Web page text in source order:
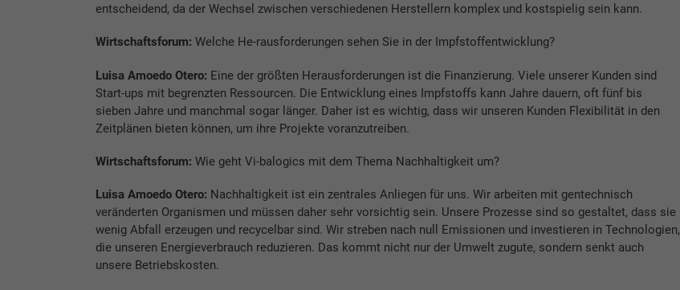
entscheidend, da der Wechsel zwischen verschiedenen Herstellern komplex und kostspielig sein kann.
Wirtschaftsforum: Welche He-rausforderungen sehen Sie in der Impfstoffentwicklung?
Luisa Amoedo Otero: Eine der größten Herausforderungen ist die Finanzierung. Viele unserer Kunden sind
Start-ups mit begrenzten Ressourcen. Die Entwicklung eines Impfstoffs kann Jahre dauern, oft fünf bis
sieben Jahre und manchmal sogar länger. Daher ist es wichtig, dass wir unseren Kunden Flexibilität in den
Zeitplänen bieten können, um ihre Projekte voranzutreiben.
Wirtschaftsforum: Wie geht ­Vi-balogics mit dem Thema Nachhaltigkeit um?
Luisa Amoedo Otero: Nachhaltigkeit ist ein zentrales Anliegen für uns. Wir arbeiten mit gentechnisch
veränderten Organismen und müssen daher sehr vorsichtig sein. Unsere Prozesse sind so gestaltet, dass sie
wenig Abfall erzeugen und recycelbar sind. Wir streben nach null Emissionen und investieren in Technologien,
die unseren Energieverbrauch reduzieren. Das kommt nicht nur der Umwelt zugute, sondern senkt auch
unsere Betriebskosten.